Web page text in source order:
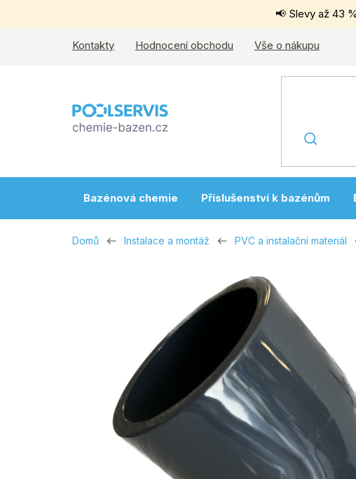
📢 Slevy až 43
Kontakty Hodnocení obchodu Vše o nákupu
Bazénová chemie Příslušenství k bazénům
Domů Instalace a montáž PVC a instalační materiál